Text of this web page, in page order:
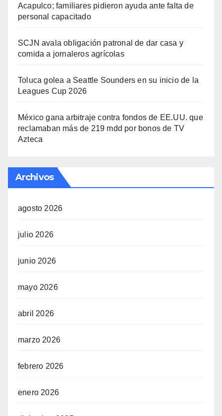
Acapulco; familiares pidieron ayuda ante falta de
personal capacitado
SCJN avala obligación patronal de dar casa y
comida a jornaleros agrícolas
Toluca golea a Seattle Sounders en su inicio de la
Leagues Cup 2026
México gana arbitraje contra fondos de EE.UU. que
reclamaban más de 219 mdd por bonos de TV
Azteca
Archivos
agosto 2026
julio 2026
junio 2026
mayo 2026
abril 2026
marzo 2026
febrero 2026
enero 2026